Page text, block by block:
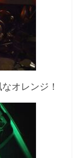
オレンジ！